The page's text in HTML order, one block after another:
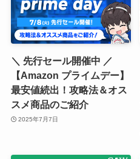
＼ 先行セール開催中 ／
【Amazon プライムデー】
最安値続出！攻略法＆オス
スメ商品のご紹介
2025年7月7日